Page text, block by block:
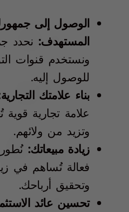
الوصول إلى
المستهدف: نحدد
ونستخدم قنوات
للوصول إليه.
بناء علامتك
علامة تجارية قوية
وتزيد من ولائهم.
زيادة مبيعاتك:
فعالة تُساهم في
وتحقيق أرباحك.
تحسين عائد